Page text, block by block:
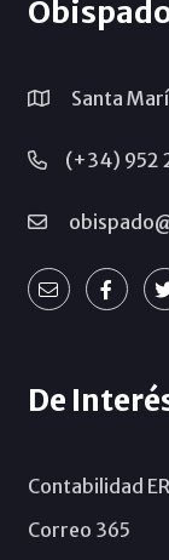
Santa
(+34) 952
De
Contabilidad
Correo 365